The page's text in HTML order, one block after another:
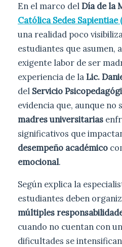
En el marco delDía de la
Católica Sedes Sapientiae
una realidad poco
estudiantes que asumen,
exigente labor de ser
experiencia de laLic.
del Servicio
evidencia que, aunque no
madres universitarias
significativos que
desempeño académico
emocional.
Según explica la
estudiantes deben
múltiples
cuando no cuentan con
dificultades se